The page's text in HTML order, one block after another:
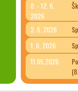
8. - 12. 6.
2026
2. 6. 2026
1. 6. 2026
11.05.2026